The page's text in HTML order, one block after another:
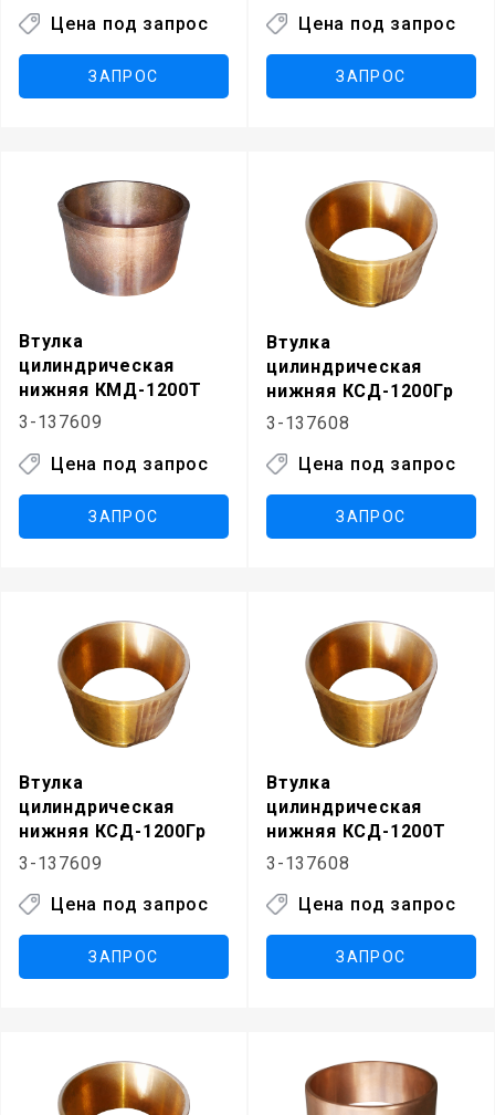
Цена под запрос
ЗАПРОС
Цена под запрос
ЗАПРОС
Втулка
цилиндрическая
нижняя КМД-1200Т
3-137609
Цена под запрос
ЗАПРОС
Втулка
цилиндрическая
нижняя КСД-1200Гр
3-137608
Цена под запрос
ЗАПРОС
Втулка
цилиндрическая
нижняя КСД-1200Гр
3-137609
Цена под запрос
ЗАПРОС
Втулка
цилиндрическая
нижняя КСД-1200Т
3-137608
Цена под запрос
ЗАПРОС